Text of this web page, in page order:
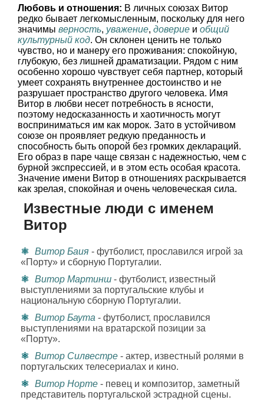
Любовь и отношения: В личных союзах Витор
редко бывает легкомысленным, поскольку для него
значимы верность, уважение, доверие и общий
культурный код. Он склонен ценить не только
чувство, но и манеру его проживания: спокойную,
глубокую, без лишней драматизации. Рядом с ним
особенно хорошо чувствует себя партнер, который
умеет сохранять внутреннее достоинство и не
разрушает пространство другого человека. Имя
Витор в любви несет потребность в ясности,
поэтому недосказанность и хаотичность могут
восприниматься им как морок. Зато в устойчивом
союзе он проявляет редкую преданность и
способность быть опорой без громких деклараций.
Его образ в паре чаще связан с надежностью, чем с
бурной экспрессией, и в этом есть особая красота.
Значение имени Витор в отношениях раскрывается
как зрелая, спокойная и очень человеческая сила.
Известные люди с именем
Витор
Витор Баия - футболист, прославился игрой за
«Порту» и сборную Португалии.
Витор Мартинш - футболист, известный
выступлениями за португальские клубы и
национальную сборную Португалии.
Витор Баута - футболист, прославился
выступлениями на вратарской позиции за
«Порту».
Витор Силвестре - актер, известный ролями в
португальских телесериалах и кино.
Витор Норте - певец и композитор, заметный
представитель португальской эстрадной сцены.